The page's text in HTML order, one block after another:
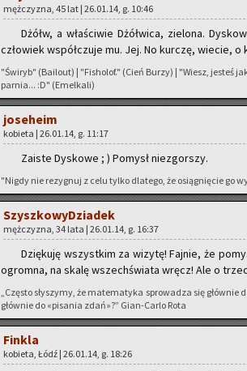
męż­czy­zna, 45 lat | 26.01.14, g. 10:46
Dżółw, a wła­ści­wie Dżół­wi­ca, zie­lo­na.
czło­wiek współ­czu­je mu. Jej. No kur­czę, wie­cie,
"Świ­ryb" (Ba­ilo­ut) | "Fi­sho­lof." (Cień Burzy) | "Wiesz,
par­nia... :D" (Emel­ka­li)
jo­se­he­im
ko­bie­ta | 26.01.14, g. 11:17
Za­iste Dys­ko­we ; ) Po­mysł nie­zgor­szy.
"Nigdy nie re­zy­gnuj z celu tylko dla­te­go, że osią­gnię­cie go
Szysz­ko­wy­Dzia­dek
męż­czy­zna, 34 lata | 26.01.14, g. 16:37
Dzię­ku­ję wszyst­kim za wi­zy­tę! Faj­nie, że
ogrom­na, na skalę wszech­świa­ta wręcz! Ale o
„Czę­sto sły­szy­my, że ma­te­ma­ty­ka spro­wa­dza się
głów­nie do «pi­sa­nia zdań»?” Gian-Car­lo Rota
Fin­kla
ko­bie­ta, Łódź | 26.01.14, g. 18:26